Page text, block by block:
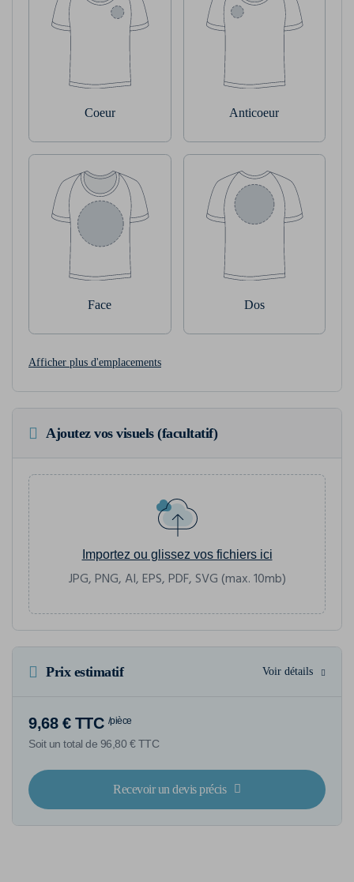
Coeur Anticoeur
Face Dos
Afficher plus d'emplacements
Ajoutez vos visuels (facultatif)
Importez ou glissez vos fichiers ici
JPG, PNG, AI, EPS, PDF, SVG (max. 10mb)
Prix estimatif Voir détails
9,68 € TTC /pièce
Soit un total de 96,80 € TTC
Recevoir un devis précis